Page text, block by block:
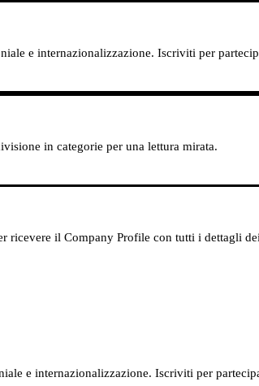
e internazionalizzazione. Iscriviti per
in categorie per una lettura mirata.
ricevere il Company Profile con tutti i dettagli
e internazionalizzazione. Iscriviti per